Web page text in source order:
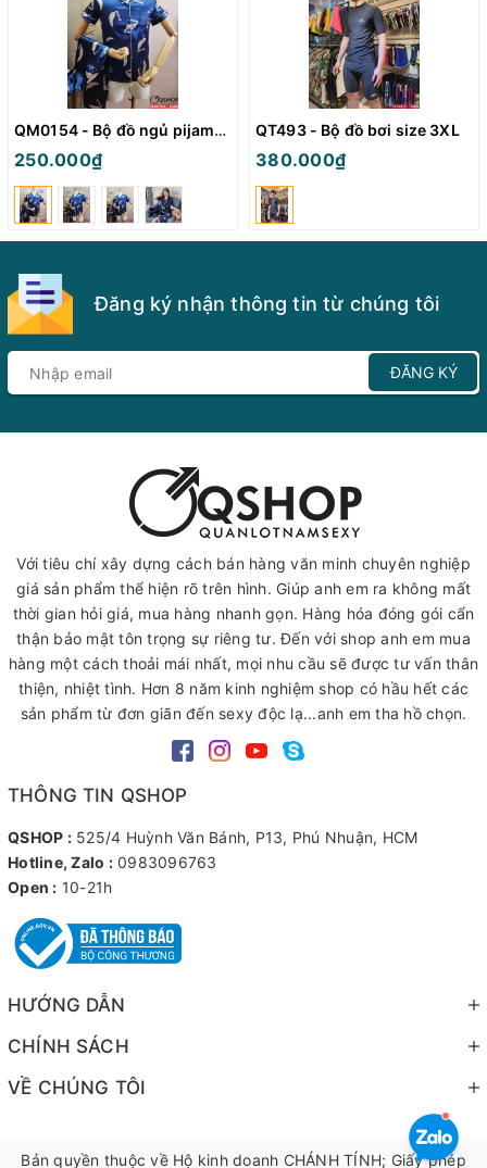
QM0154 - Bộ đồ ngủ pijama nữ
250.000₫
QT493 - Bộ đồ bơi size 3XL
380.000₫
Đăng ký nhận thông tin từ chúng tôi
ĐĂNG KÝ
Với tiêu chí xây dựng cách bán hàng văn minh chuyên nghiệp
giá sản phẩm thể hiện rõ trên hình. Giúp anh em ra không mất
thời gian hỏi giá, mua hàng nhanh gọn. Hàng hóa đóng gói cẩn
thận bảo mật tôn trọng sự riêng tư. Đến với shop anh em mua
hàng một cách thoải mái nhất, mọi nhu cầu sẽ được tư vấn thân
thiện, nhiệt tình. Hơn 8 năm kinh nghiệm shop có hầu hết các
sản phẩm từ đơn giãn đến sexy độc lạ...anh em tha hồ chọn.
THÔNG TIN QSHOP
QSHOP : 525/4 Huỳnh Văn Bánh, P13, Phú Nhuận, HCM
Hotline, Zalo : 0983096763
Open : 10-21h
HƯỚNG DẪN
CHÍNH SÁCH
VỀ CHÚNG TÔI
Bản quyền thuộc về Hộ kinh doanh CHÁNH TÍNH; Giấy phép